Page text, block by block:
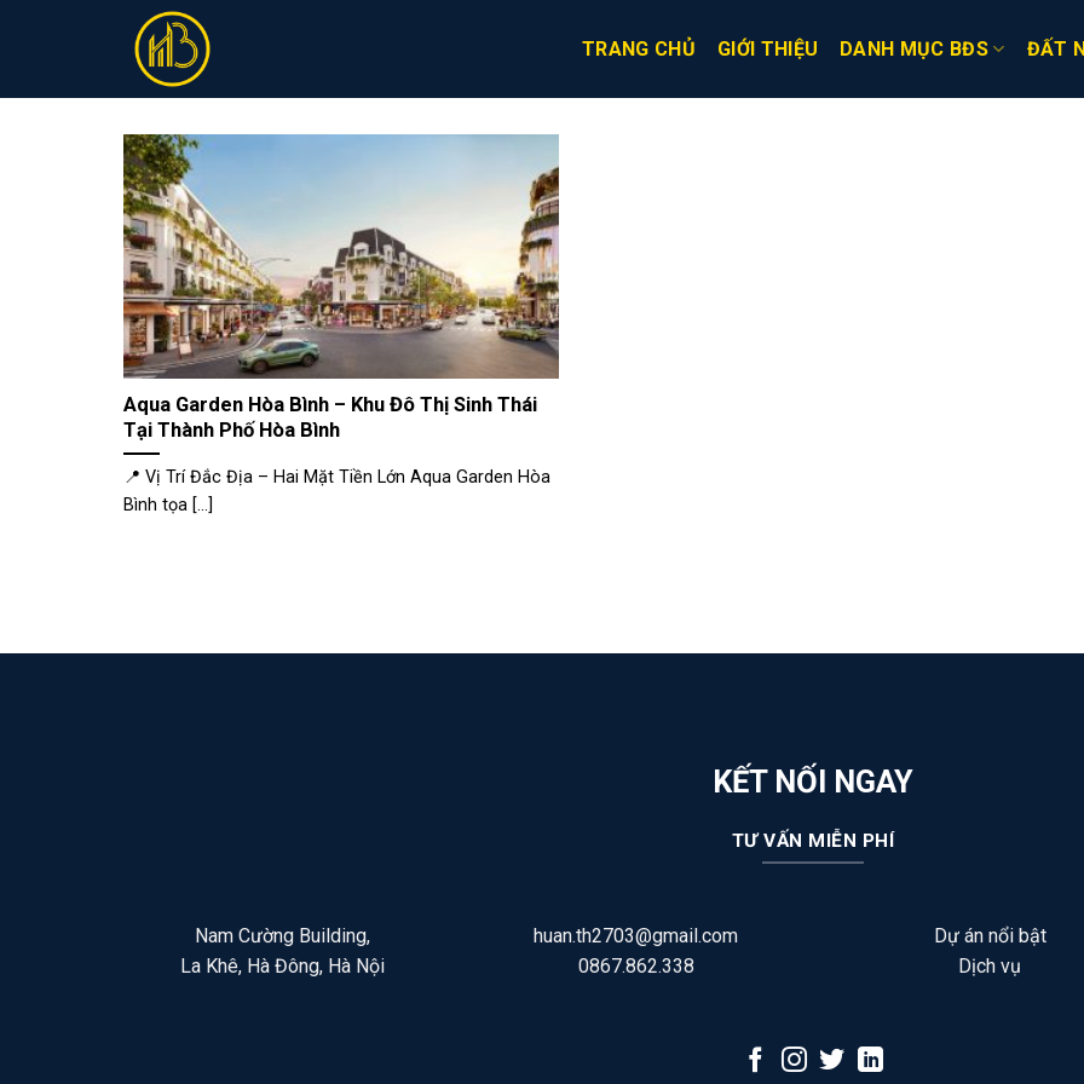
TRANG CHỦ GIỚI THIỆU DANH MỤC BĐS ĐẤT
Aqua Garden Hòa Bình – Khu Đô Thị Sinh Thái
Tại Thành Phố Hòa Bình
📍 Vị Trí Đắc Địa – Hai Mặt Tiền Lớn Aqua Garden Hòa
Bình tọa [...]
KẾT NỐI NGAY
TƯ VẤN MIỄN PHÍ
Nam Cường Building,
La Khê, Hà Đông, Hà Nội
huan.th2703@gmail.com
0867.862.338
Dự án nổi bật
Dịch vụ